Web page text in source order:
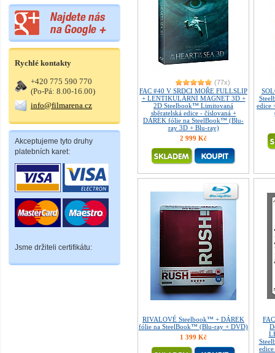
Rychlé kontakty
+420 775 590 770
(Po-Pá: 8.00-16.00)
info@filmarena.cz
Akceptujeme tyto druhy
platebních karet:
Jsme držiteli certifikátu:
(77x)
FAC #40 V SRDCI MOŘE FULLSLIP
+ LENTIKULÁRNÍ MAGNET 3D +
2D Steelbook™ Limitovaná
sběratelská edice - číslovaná +
DÁREK fólie na SteelBook™ (Blu-
ray 3D + Blu-ray)
2 999 Kč
edice
RIVALOVÉ Steelbook™ + DÁREK
fólie na SteelBook™ (Blu-ray + DVD)
1 399 Kč